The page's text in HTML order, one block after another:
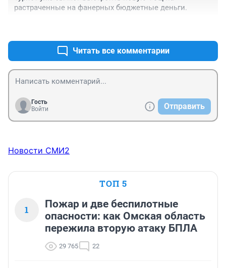
растраченные на фанерных бюджетные деньги.
Читать все комментарии
Гость
Войти
Отправить
Новости СМИ2
ТОП 5
1
Пожар и две беспилотные
опасности: как Омская область
пережила вторую атаку БПЛА
29 765 22